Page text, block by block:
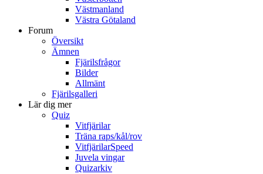
Västmanland
Västra Götaland
Forum
Översikt
Ämnen
Fjärilsfrågor
Bilder
Allmänt
Fjärilsgalleri
Lär dig mer
Quiz
Vitfjärilar
Träna raps/kål/rov
VitfjärilarSpeed
Juvela vingar
Quizarkiv